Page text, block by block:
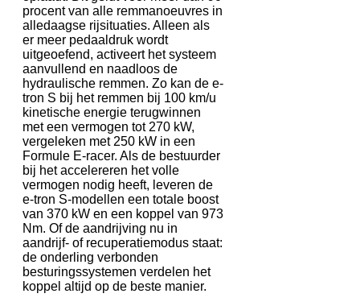
procent van alle remmanoeuvres in
alledaagse rijsituaties. Alleen als
er meer pedaaldruk wordt
uitgeoefend, activeert het systeem
aanvullend en naadloos de
hydraulische remmen. Zo kan de e-
tron S bij het remmen bij 100 km/u
kinetische energie terugwinnen
met een vermogen tot 270 kW,
vergeleken met 250 kW in een
Formule E-racer. Als de bestuurder
bij het accelereren het volle
vermogen nodig heeft, leveren de
e-tron S-modellen een totale boost
van 370 kW en een koppel van 973
Nm. Of de aandrijving nu in
aandrijf- of recuperatiemodus staat:
de onderling verbonden
besturingssystemen verdelen het
koppel altijd op de beste manier.